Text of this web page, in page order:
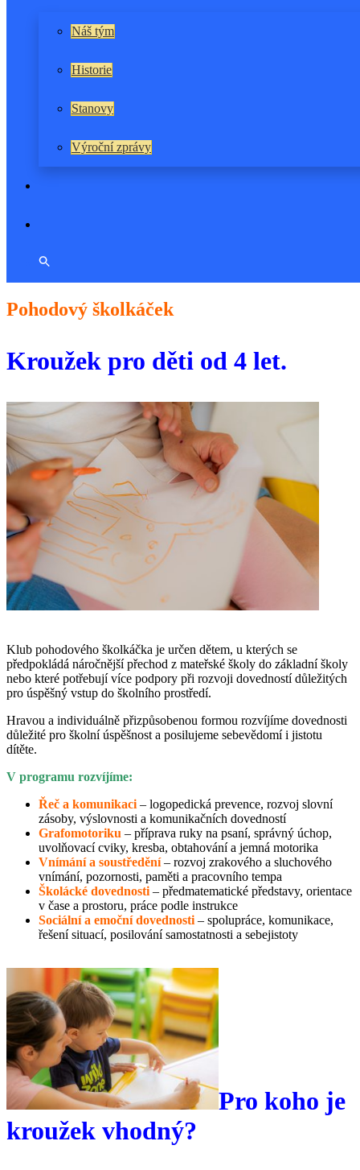
Náš tým
Historie
Stanovy
Výroční zprávy
Pohodový školkáček
Kroužek pro děti od 4 let.
Klub pohodového školkáčka je určen dětem, u kterých se
předpokládá náročnější přechod z mateřské školy do základní školy
nebo které potřebují více podpory při rozvoji dovedností důležitých
pro úspěšný vstup do školního prostředí.
Hravou a individuálně přizpůsobenou formou rozvíjíme dovednosti
důležité pro školní úspěšnost a posilujeme sebevědomí i jistotu
dítěte.
V programu rozvíjíme:
Řeč a komunikaci – logopedická prevence, rozvoj slovní
zásoby, výslovnosti a komunikačních dovedností
Grafomotoriku – příprava ruky na psaní, správný úchop,
uvolňovací cviky, kresba, obtahování a jemná motorika
Vnímání a soustředění – rozvoj zrakového a sluchového
vnímání, pozornosti, paměti a pracovního tempa
Školácké dovednosti – předmatematické představy, orientace
v čase a prostoru, práce podle instrukce
Sociální a emoční dovednosti – spolupráce, komunikace,
řešení situací, posilování samostatnosti a sebejistoty
Pro koho je
kroužek vhodný?